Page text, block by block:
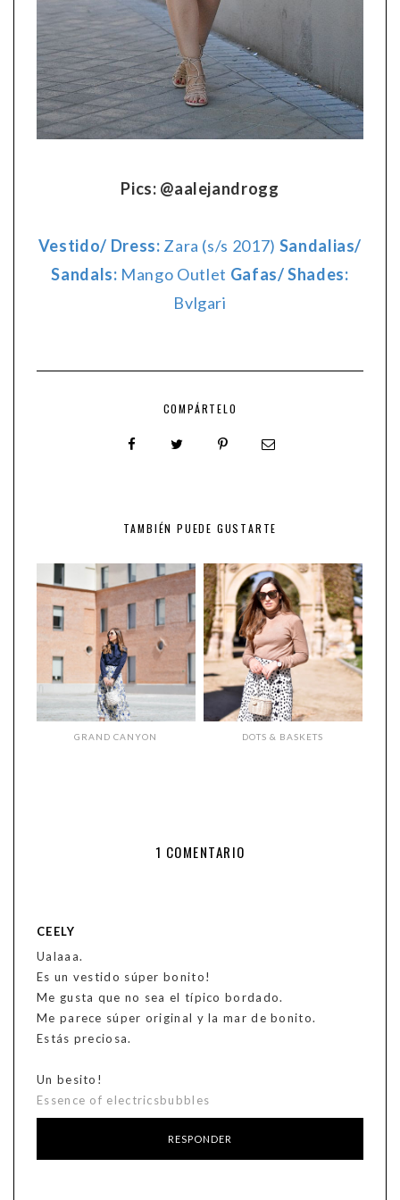
Pics: @aalejandrogg
Vestido/ Dress: Zara (s/s 2017) Sandalias/
Sandals: Mango Outlet Gafas/ Shades:
Bvlgari
COMPÁRTELO
TAMBIÉN PUEDE GUSTARTE
GRAND CANYON DOTS & BASKETS
1 COMENTARIO
CEELY
Ualaaa.
Es un vestido súper bonito!
Me gusta que no sea el típico bordado.
Me parece súper original y la mar de bonito.
Estás preciosa.
Un besito!
Essence of electricsbubbles
RESPONDER